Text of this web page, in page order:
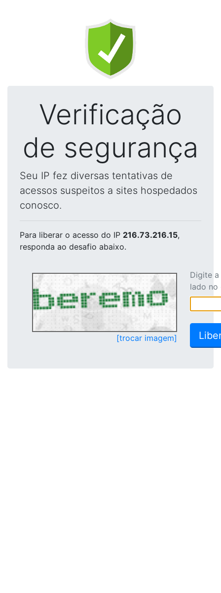
Verificação
de segurança
Seu IP fez diversas tentativas de
acessos suspeitos a sites hospedados
conosco.
Para liberar o acesso do IP 216.73.216.15,
responda ao desafio abaixo.
[trocar imagem]
Digite
lado no